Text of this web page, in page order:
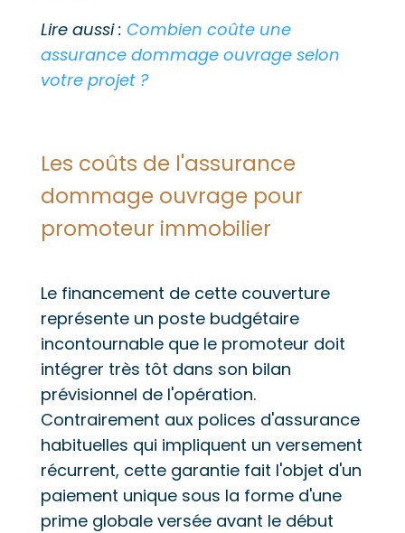
Lire aussi : Combien coûte une
assurance dommage ouvrage selon
votre projet ?
Les coûts de l'assurance
dommage ouvrage pour
promoteur immobilier
Le financement de cette couverture
représente un poste budgétaire
incontournable que le promoteur doit
intégrer très tôt dans son bilan
prévisionnel de l'opération.
Contrairement aux polices d'assurance
habituelles qui impliquent un versement
récurrent, cette garantie fait l'objet d'un
paiement unique sous la forme d'une
prime globale versée avant le début